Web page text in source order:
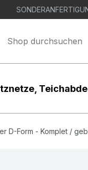
D-Form - Komplet /